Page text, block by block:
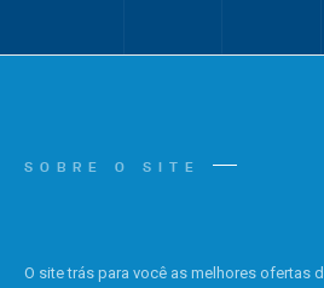
SOBRE O SITE
O site trás para você as melhores ofertas